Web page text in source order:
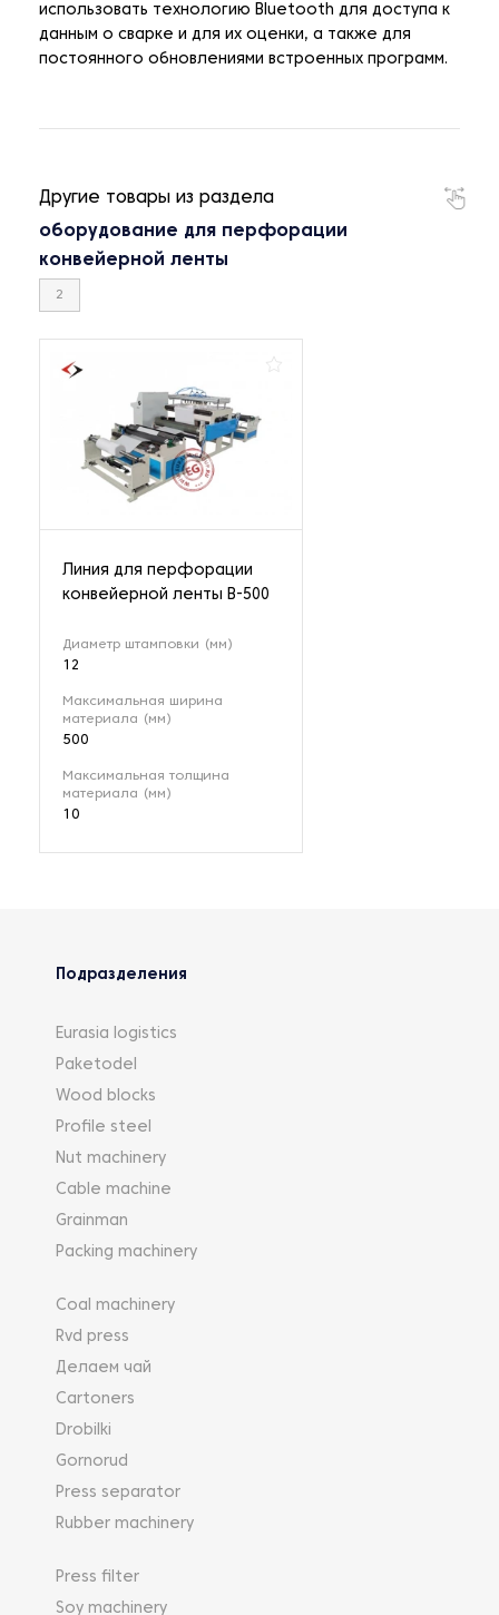
использовать технологию Bluetooth для доступа к
данным о сварке и для их оценки, а также для
постоянного обновлениями встроенных программ.
Другие товары из раздела
оборудование для перфорации
конвейерной ленты
2
Линия для перфорации
конвейерной ленты B-500
Диаметр штамповки (мм)
12
Максимальная ширина
материала (мм)
500
Максимальная толщина
материала (мм)
10
Подразделения
Eurasia logistics
Paketodel
Wood blocks
Profile steel
Nut machinery
Cable machine
Grainman
Packing machinery
Coal machinery
Rvd press
Делаем чай
Cartoners
Drobilki
Gornorud
Press separator
Rubber machinery
Press filter
Soy machinery